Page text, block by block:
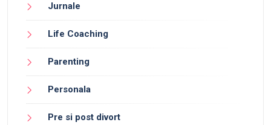
Jurnale
Life Coaching
Parenting
Personala
Pre si post divort